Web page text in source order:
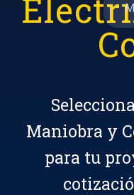
Maniobra y
para tu